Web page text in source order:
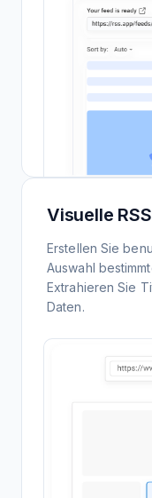
Visuelle
Erstellen Sie
Auswahl
Extrahieren Sie
Daten.